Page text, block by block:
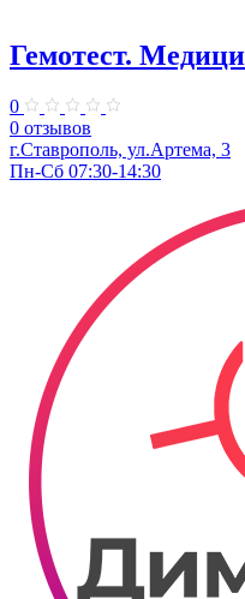
Гемотест.
0
0 отзывов
г.Ставрополь, ул.Артема, 3
Пн-Сб 07:30-14:30